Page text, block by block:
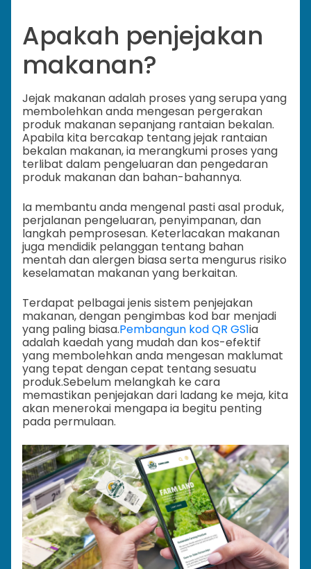
Apakah penjejakan
makanan?
Jejak makanan adalah proses yang serupa yang
membolehkan anda mengesan pergerakan
produk makanan sepanjang rantaian bekalan.
Apabila kita bercakap tentang jejak rantaian
bekalan makanan, ia merangkumi proses yang
terlibat dalam pengeluaran dan pengedaran
produk makanan dan bahan-bahannya.
Ia membantu anda mengenal pasti asal produk,
perjalanan pengeluaran, penyimpanan, dan
langkah pemprosesan. Keterlacakan makanan
juga mendidik pelanggan tentang bahan
mentah dan alergen biasa serta mengurus risiko
keselamatan makanan yang berkaitan.
Terdapat pelbagai jenis sistem penjejakan
makanan, dengan pengimbas kod bar menjadi
yang paling biasa.Pembangun kod QR GS1ia
adalah kaedah yang mudah dan kos-efektif
yang membolehkan anda mengesan maklumat
yang tepat dengan cepat tentang sesuatu
produk.Sebelum melangkah ke cara
memastikan penjejakan dari ladang ke meja, kita
akan menerokai mengapa ia begitu penting
pada permulaan.